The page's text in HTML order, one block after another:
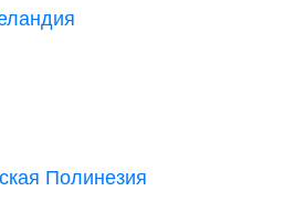
Полинезия